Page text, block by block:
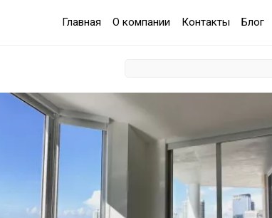
Главная О компании Контакты Блог